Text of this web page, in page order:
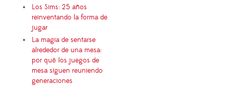
Los Sims: 25 años
reinventando la forma de
jugar
La magia de sentarse
alrededor de una mesa:
por qué los juegos de
mesa siguen reuniendo
generaciones